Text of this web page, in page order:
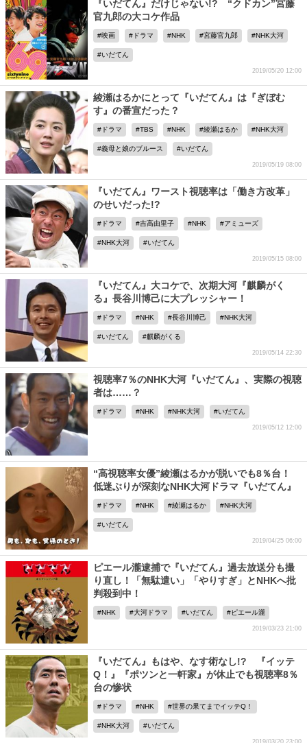
『いだてん』だけじゃない!? “クドカン”宮藤
官九郎の大コケ作品
映画 ドラマ NHK 宮藤官九郎 NHK大河
いだてん
2019/05/20 12:00
綾瀬はるかにとって『いだてん』は『ぎぼむ
す』の番宣だった？
ドラマ TBS NHK 綾瀬はるか NHK大河
義母と娘のブルース いだてん
2019/05/19 08:00
『いだてん』ワースト視聴率は「働き方改革」
のせいだった!?
ドラマ 吉高由里子 NHK アミューズ
NHK大河 いだてん
2019/05/15 08:00
『いだてん』大コケで、次期大河『麒麟がく
る』長谷川博己に大プレッシャー！
ドラマ NHK 長谷川博己 NHK大河
いだてん 麒麟がくる
2019/05/14 22:30
視聴率7％のNHK大河『いだてん』、実際の視聴
者は……？
ドラマ NHK NHK大河 いだてん
2019/05/12 12:00
“高視聴率女優”綾瀬はるかが脱いでも8％台！
低迷ぶりが深刻なNHK大河ドラマ『いだてん』
ドラマ NHK 綾瀬はるか NHK大河
いだてん
2019/04/25 06:00
ピエール瀧逮捕で『いだてん』過去放送分も撮
り直し！「無駄遣い」「やりすぎ」とNHKへ批
判殺到中！
NHK 大河ドラマ いだてん ピエール瀧
2019/03/23 21:00
『いだてん』もはや、なす術なし!? 『イッテ
Q！』『ポツンと一軒家』が休止でも視聴率8％
台の惨状
ドラマ NHK 世界の果てまでイッテQ！
NHK大河 いだてん
2019/03/20 23:00